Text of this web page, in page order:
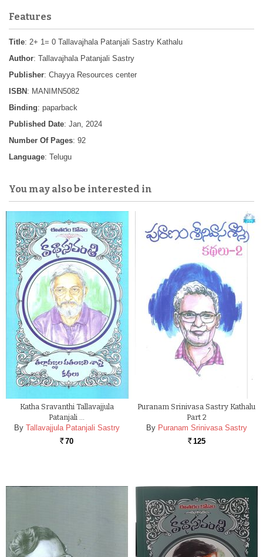
Features
Title: 2+ 1= 0 Tallavajhala Patanjali Sastry Kathalu
Author: Tallavajhala Patanjali Sastry
Publisher: Chayya Resources center
ISBN : MANIMN5082
Binding: paparback
Published Date: Jan, 2024
Number Of Pages: 92
Language: Telugu
You may also be interested in
Katha Sravanthi Tallavajjula
Patanjali …
By Tallavajjula Patanjali Sastry
Rs. 70
Puranam Srinivasa Sastry Kathalu
Part 2
By Puranam Srinivasa Sastry
Rs. 125